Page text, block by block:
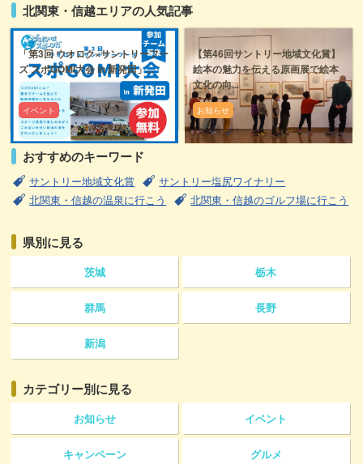
北関東・信越エリアの人気記事
「第3回 ウオロク×サントリーフー
ズ スポGOMI大会 in 新発田」...
イベント
【第46回サントリー地域文化賞】
絵本の魅力を伝える原画展で絵本
文化の向...
お知らせ
おすすめのキーワード
サントリー地域文化賞
サントリー塩尻ワイナリー
北関東・信越の温泉に行こう
北関東・信越のゴルフ場に行こう
県別に見る
茨城 栃木
群馬 長野
新潟
カテゴリー別に見る
お知らせ イベント
キャンペーン グルメ